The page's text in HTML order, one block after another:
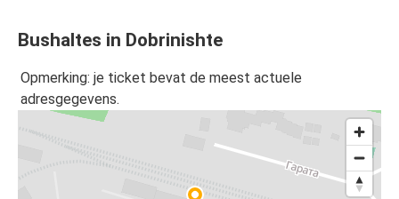
Bushaltes in Dobrinishte
Opmerking: je ticket bevat de meest actuele
adresgegevens.